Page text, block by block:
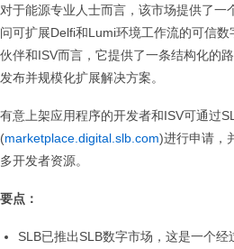
对于能源专业人士而言，该市场提供了一
问可扩展Delfi和Lumi环境工作流的可信
伙伴和ISV而言，它提供了一条结构化的
发布并规模化扩展解决方案。
有意上架应用程序的开发者和ISV可通过
(marketplace.digital.slb.com)进行申请，
多开发者资源。
要点：
SLB已推出SLB数字市场，这是一个